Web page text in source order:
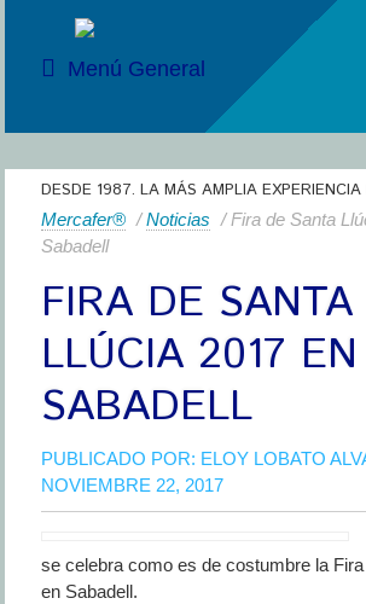
Menú General
DESDE 1987. LA MÁS AMPLIA
Mercafer® /Noticias / Fira de Santa
Sabadell
FIRA DE SANTA
LLÚCIA 2017 EN
SABADELL
PUBLICADO POR: ELOY LOBATO
NOVIEMBRE 22, 2017
se celebra como es de costumbre la
en Sabadell.